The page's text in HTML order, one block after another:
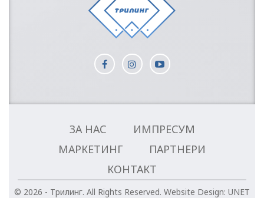
ЗА НАС
ИМПРЕСУМ
МАРКЕТИНГ
ПАРТНЕРИ
КОНТАКТ
© 2026 - Трилинг. All Rights Reserved. Website Design: UNET